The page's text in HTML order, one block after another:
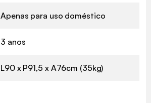
Apenas para uso doméstico
3 anos
L90 x P91,5 x A76cm (35kg)